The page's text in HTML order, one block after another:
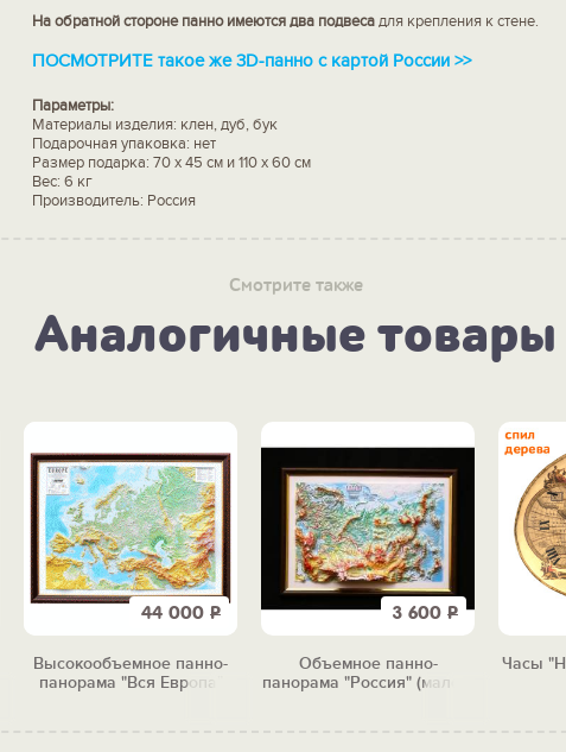
На обратной стороне панно имеются два подвесадля крепления к стене.
ПОСМОТРИТЕ такое же 3D-панно с картой России >>
Параметры:
Материалы изделия: клен, дуб, бук
Подарочная упаковка: нет
Размер подарка: 70 х 45 см и 110 х 60 см
Вес: 6 кг
Производитель: Россия
Смотрите также
Аналогичные товары
44 000 Р
Высокообъемное панно-
панорама "Вся Европа"
3 600 Р
Объемное панно-
панорама "Россия" (малое)
Часы